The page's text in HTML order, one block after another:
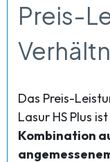
Preis-
Das Preis-
Lasur HS Plus
Kombination